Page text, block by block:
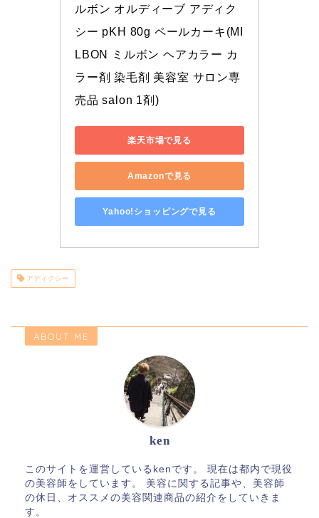
ルボン オルディーブ アディク
シー pKH 80g ペールカーキ(MI
LBON ミルボン ヘアカラー カ
ラー剤 染毛剤 美容室 サロン専
売品 salon 1剤)
楽天市場で見る
Amazonで見る
Yahoo!ショッピングで見る
アディクシー
ABOUT ME
ken
このサイトを運営しているkenです。 現在は都内で現役
の美容師をしています。 美容に関する記事や、美容師
の休日、オススメの美容関連商品の紹介をしていきま
す。